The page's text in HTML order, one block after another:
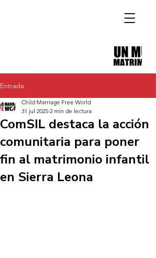
Entrada
ComSIL destaca la acción
comunitaria para poner
fin al matrimonio infantil
en Sierra Leona
Child Marriage Free World
31 jul 2025 2 min de lectura